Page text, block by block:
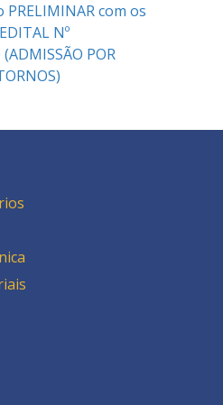
com os
Nº
POR